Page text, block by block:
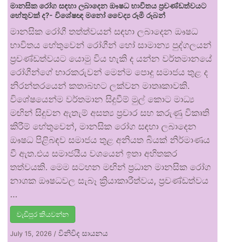
මානසික රෝග සඳහා ලබාදෙන ඖෂධ භාවිතය ප්‍රචණ්ඩත්වයට
හේතුවක් ද?- විශේෂඥ මනෝ වෛද්‍ය රූමි රූබන්
මානසික රෝගී තත්ත්වයන් සඳහා ලබාදෙන ඖෂධ
භාවිතය හේතුවෙන් රෝගීන් හෝ සාමාන්‍ය පුද්ගලයන්
ප්‍රචණ්ඩත්වයට යොමු විය හැකි ද යන්න වර්තමානයේ
රෝගීන්ගේ භාරකරුවන් මෙන්ම පොදු සමාජය තුළ ද
නිරන්තරයෙන් කතාබහට ලක්වන මාතෘකාවකි.
විශේෂයෙන්ම වර්තමාන සිදුවීම් මුල් කොට මාධ්‍ය
මඟින් සිදුවන ඇතැම් අසත්‍ය ප්‍රචාර සහ කරුණු විකෘති
කිරීම් හේතුවෙන්, මානසික රෝග සඳහා ලබාදෙන
ඖෂධ පිළිබඳව සමාජය තුළ අනියත බියක් නිර්මාණය
වී ඇත.එය සමාජයීය වශයෙන් ඉතා අහිතකර
තත්වයකි. මෙම සටහන මඟින් ප්‍රධාන මානසික රෝග
නාශක ඖෂධවල සැබෑ ක්‍රියාකාරීත්වය, ප්‍රචණ්ඩත්වය
…
වැඩිපුර කියවන්න
July 15, 2026 / විනිවිද සායනය